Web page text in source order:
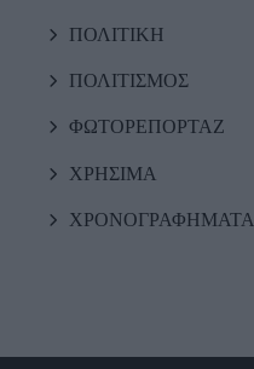
ΠΟΛΙΤΙΚΗ
ΠΟΛΙΤΙΣΜΟΣ
ΦΩΤΟΡΕΠΟΡΤΑΖ
ΧΡΗΣΙΜΑ
ΧΡΟΝΟΓΡΑΦΗΜΑΤΑ